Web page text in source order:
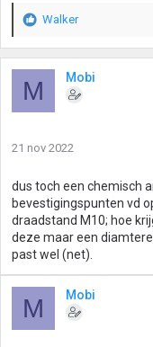
W
a
d
n
e
n
:
Walker
M Mobi
21 nov 2022
dus toch een chemisch
bevestigingspunten vd
draadstand M10; hoe
deze maar een
past wel (net).
M Mobi